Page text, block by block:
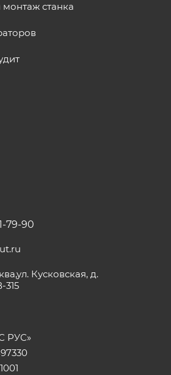
станка
79-90
Кусковская, д.
315
РУС»